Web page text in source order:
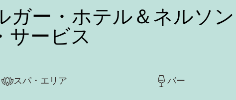
ガー・ホテル＆ネルソ
サービス
スパ・エリア
バー